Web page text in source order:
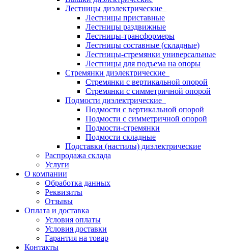
Лестницы диэлектрические
Лестницы приставные
Лестницы раздвижные
Лестницы-трансформеры
Лестницы составные (складные)
Лестницы-стремянки универсальные
Лестницы для подъема на опоры
Стремянки диэлектрические
Стремянки с вертикальной опорой
Стремянки с симметричной опорой
Подмости диэлектрические
Подмости с вертикальной опорой
Подмости с симметричной опорой
Подмости-стремянки
Подмости складные
Подставки (настилы) диэлектрические
Распродажа склада
Услуги
О компании
Обработка данных
Реквизиты
Отзывы
Оплата и доставка
Условия оплаты
Условия доставки
Гарантия на товар
Контакты